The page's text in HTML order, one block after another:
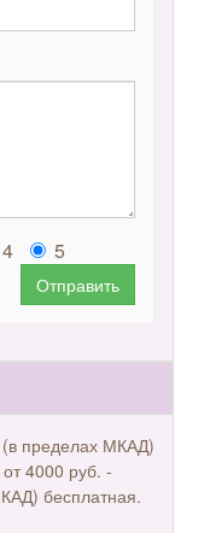
4 5
Отправить
(в пределах МКАД)
4000 руб. -
бесплатная.